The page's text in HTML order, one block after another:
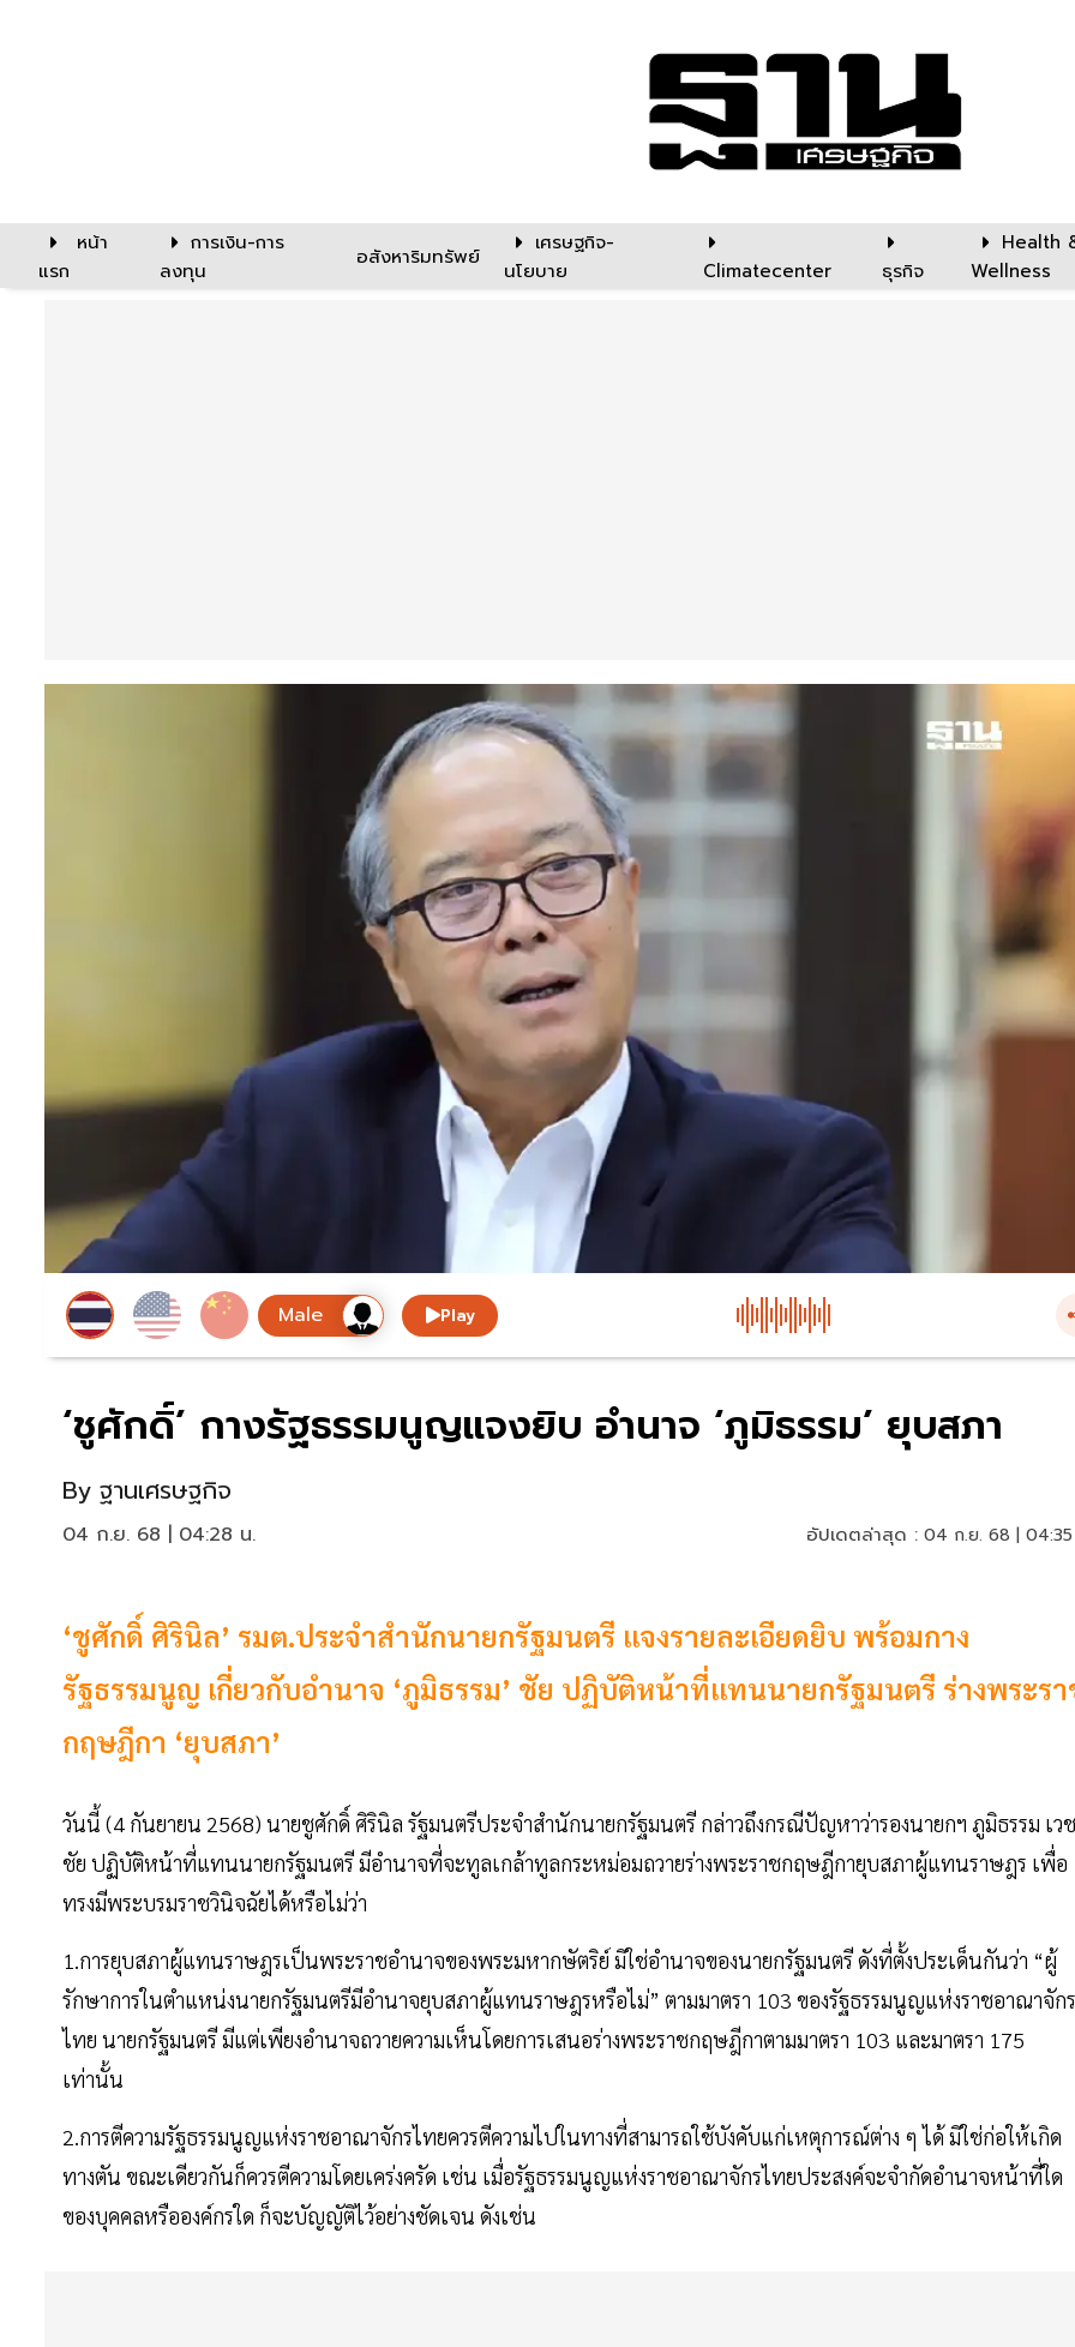
หน้า
แรก
การเงิน-การ
ลงทุน
อสังหาริมทรัพย์
เศรษฐกิจ-
นโยบาย
Climatecenter ธุรกิจ
Health
Wellness
Play
‘ชูศักดิ์’ กางรัฐธรรมนูญแจงยิบ อำนาจ ‘ภูมิธรรม’ ยุบสภา
By ฐานเศรษฐกิจ
04 ก.ย. 68 | 04:28 น. อัปเดตล่าสุด : 04 ก.ย. 68 |
‘ชูศักดิ์ ศิรินิล’ รมต.ประจำสำนักนายกรัฐมนตรี แจงรายละเอียดยิบ พร้อมกาง
รัฐธรรมนูญ เกี่ยวกับอำนาจ ‘ภูมิธรรม’ ชัย ปฏิบัติหน้าที่แทนนายกรัฐมนตรี ร่างพระร
กฤษฎีกา ‘ยุบสภา’
วันนี้ (4 กันยายน 2568) นายชูศักดิ์ ศิรินิล รัฐมนตรีประจำสำนักนายกรัฐมนตรี กล่าวถึงกรณีปัญหาว่ารองนายกฯ ภูมิธรรม เว
ชัย ปฏิบัติหน้าที่แทนนายกรัฐมนตรี มีอำนาจที่จะทูลเกล้าทูลกระหม่อมถวายร่างพระราชกฤษฎีกายุบสภาผู้แทนราษฎร เพื่อ
ทรงมีพระบรมราชวินิจฉัยได้หรือไม่ว่า
1.การยุบสภาผู้แทนราษฎรเป็นพระราชอำนาจของพระมหากษัตริย์ มิใช่อำนาจของนายกรัฐมนตรี ดังที่ตั้งประเด็นกันว่า “ผู้
รักษาการในตำแหน่งนายกรัฐมนตรีมีอำนาจยุบสภาผู้แทนราษฎรหรือไม่” ตามมาตรา 103 ของรัฐธรรมนูญแห่งราชอาณาจักร
ไทย นายกรัฐมนตรี มีแต่เพียงอำนาจถวายความเห็นโดยการเสนอร่างพระราชกฤษฎีกาตามมาตรา 103 และมาตรา 175
เท่านั้น
2.การตีความรัฐธรรมนูญแห่งราชอาณาจักรไทยควรตีความไปในทางที่สามารถใช้บังคับแก่เหตุการณ์ต่าง ๆ ได้ มิใช่ก่อให้เกิด
ทางตัน ขณะเดียวกันก็ควรตีความโดยเคร่งครัด เช่น เมื่อรัฐธรรมนูญแห่งราชอาณาจักรไทยประสงค์จะจำกัดอำนาจหน้าที่ใด
ของบุคคลหรือองค์กรใด ก็จะบัญญัติไว้อย่างชัดเจน ดังเช่น